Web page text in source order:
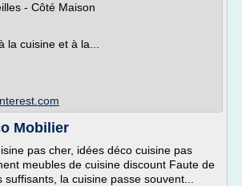
- Côté Maison
la cuisine et à la...
Mobilier
pas cher, idées déco cuisine pas
meubles de cuisine discount Faute de
la cuisine passe souvent...